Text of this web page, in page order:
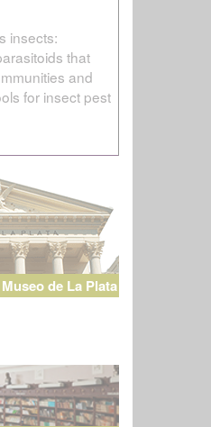
insects:
that
and
for insect pest
de La Plata